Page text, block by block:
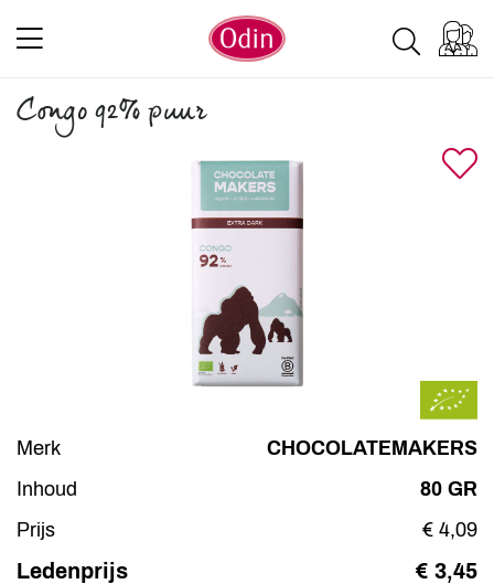
Congo 92% puur
Merk
CHOCOLATEMAKERS
Inhoud
80 GR
Prijs
€ 4,09
Ledenprijs € 3,45